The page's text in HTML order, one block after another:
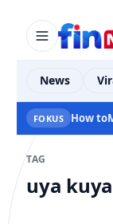
News
FOKUS How to
TAG
uya kuya